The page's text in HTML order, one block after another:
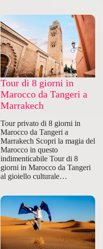
Tour di 8 giorni in
Marocco da Tangeri a
Marrakech
Tour privato di 8 giorni in
Marocco da Tangeri a
Marrakech Scopri la magia del
Marocco in questo
indimenticabile Tour di 8
giorni in Marocco da Tangeri
al gioiello culturale…